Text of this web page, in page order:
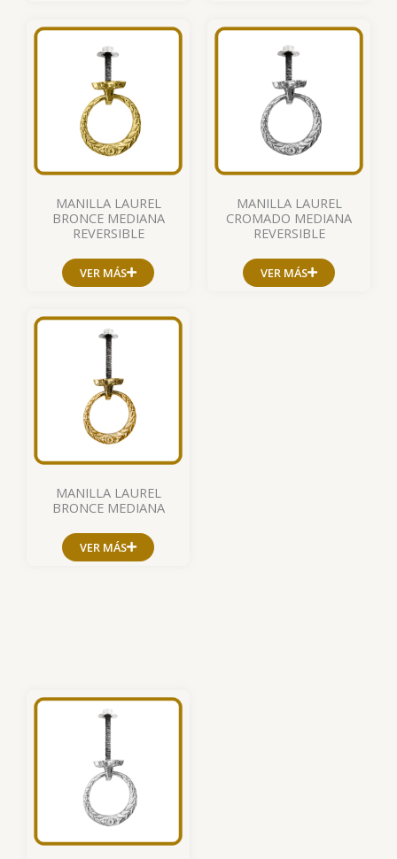
MANILLA LAUREL
BRONCE MEDIANA
REVERSIBLE
VER MÁS
MANILLA LAUREL
CROMADO MEDIANA
REVERSIBLE
VER MÁS
MANILLA LAUREL
BRONCE MEDIANA
VER MÁS